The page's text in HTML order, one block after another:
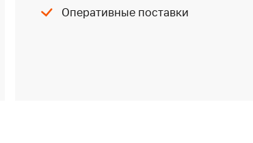
Оперативные поставки